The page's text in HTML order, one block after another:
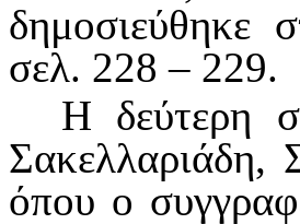
δημοσιεύθηκε
σελ. 228 – 229.
Η δεύτερη
Σακελλαριάδη,
όπου ο